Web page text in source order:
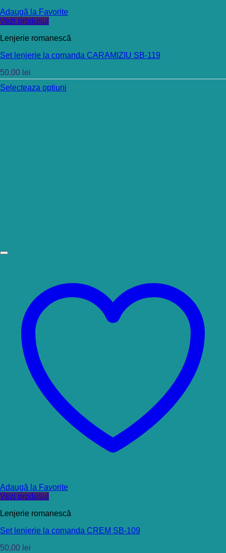
Adaugă la Favorite
Vezi produsul
Lenjerie romanescă
Set lenjerie la comanda CARAMIZIU SB-119
50,00 lei
Selecteaza optiuni
Adaugă la Favorite
Vezi produsul
Lenjerie romanescă
Set lenjerie la comanda CREM SB-109
50,00 lei